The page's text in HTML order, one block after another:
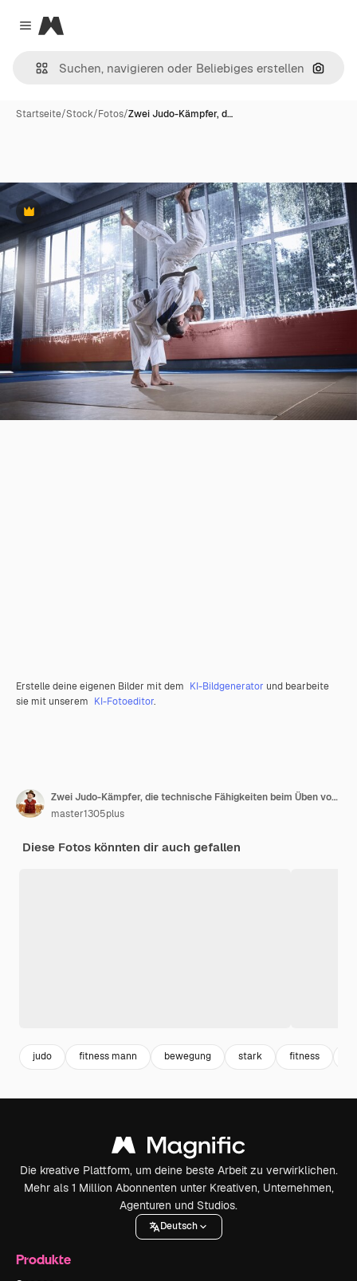
Close menu
Magnific
Nach
Startseite/Stock/Fotos/Zwei Judo-Kämpfer, d…
Premium
Erstelle deine eigenen Bilder mit dem KI-Bildgenerator und bearbeite
sie mit unserem KI-Fotoeditor.
Zwei Judo-Kämpfer, die technische Fähigkeiten beim Üben von Kampfkünsten in einem Kampfclub zeigen
master1305plus
Diese Fotos könnten dir auch gefallen
judo fitness mann bewegung stark fitness
Die kreative Plattform, um deine beste Arbeit zu verwirklichen.
Mehr als 1 Million Abonnenten unter Kreativen, Unternehmen,
Agenturen und Studios.
Deutsch
Produkte